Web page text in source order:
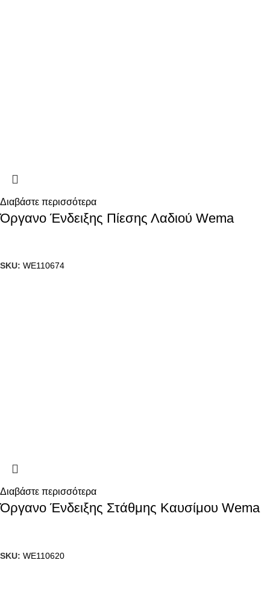
Διαβάστε περισσότερα
Όργανο Ένδειξης Πίεσης Λαδιού Wema
SKU: WE110674
Διαβάστε περισσότερα
Όργανο Ένδειξης Στάθμης Καυσίμου Wema
SKU: WE110620